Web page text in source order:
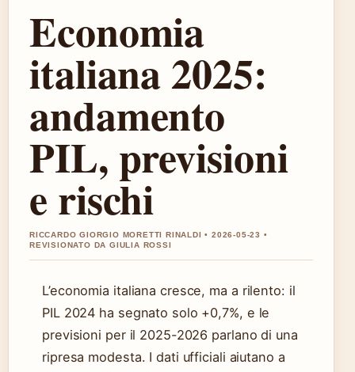
Economia
italiana 2025:
andamento
PIL, previsioni
e rischi
RICCARDO GIORGIO MORETTI RINALDI • 2026-05-23 •
REVISIONATO DA GIULIA ROSSI
L’economia italiana cresce, ma a rilento: il
PIL 2024 ha segnato solo +0,7%, e le
previsioni per il 2025-2026 parlano di una
ripresa modesta. I dati ufficiali aiutano a